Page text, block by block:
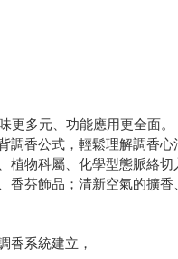
多元、功能應用更全面。
香公式，輕鬆理解調香心
物科屬、化學型態脈絡切
芬飾品；清新空氣的擴
香系統建立，